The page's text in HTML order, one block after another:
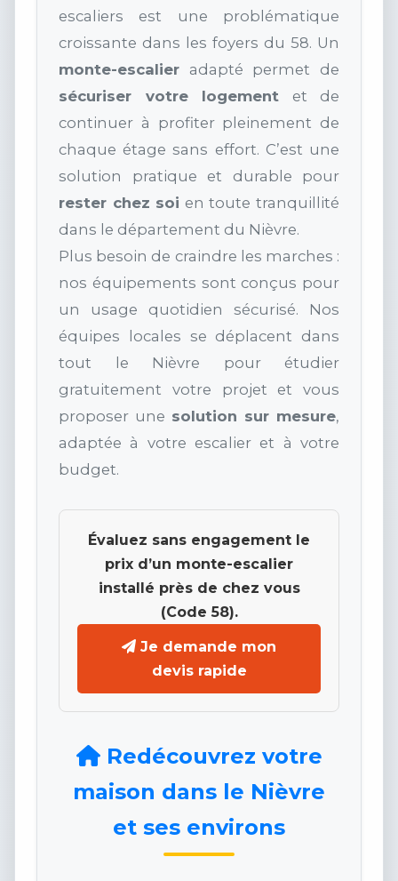
escaliers est une problématique
croissante dans les foyers du 58. Un
monte-escalier adapté permet de
sécuriser votre logement et de
continuer à profiter pleinement de
chaque étage sans effort. C’est une
solution pratique et durable pour
rester chez soi en toute tranquillité
dans le département du Nièvre.
Plus besoin de craindre les marches :
nos équipements sont conçus pour
un usage quotidien sécurisé. Nos
équipes locales se déplacent dans
tout le Nièvre pour étudier
gratuitement votre projet et vous
proposer une solution sur mesure,
adaptée à votre escalier et à votre
budget.
Évaluez sans engagement le
prix d’un monte-escalier
installé près de chez vous
(Code 58).
Je demande mon
devis rapide
Redécouvrez votre
maison dans le Nièvre
et ses environs